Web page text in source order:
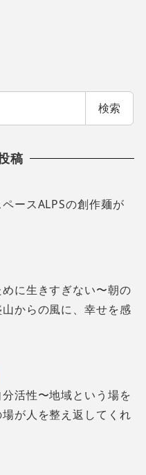
検索
稿
ースALPSの創作麺が
に生きすぎない〜朝の
からの風に、幸せを感
活性〜地域という場を
が人を整え返してくれ